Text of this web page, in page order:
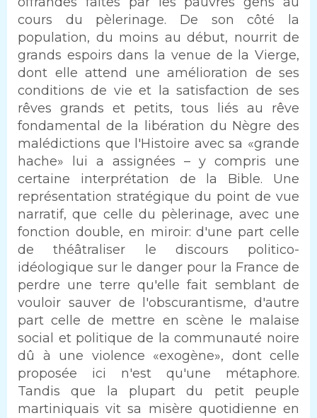
cours du pèlerinage. De son côté la
population, du moins au début, nourrit de
grands espoirs dans la venue de la Vierge,
dont elle attend une amélioration de ses
conditions de vie et la satisfaction de ses
rêves grands et petits, tous liés au rêve
fondamental de la libération du Nègre des
malédictions que l'Histoire avec sa «grande
hache» lui a assignées – y compris une
certaine interprétation de la Bible. Une
représentation stratégique du point de vue
narratif, que celle du pèlerinage, avec une
fonction double, en miroir: d'une part celle
de théâtraliser le discours politico-
idéologique sur le danger pour la France de
perdre une terre qu'elle fait semblant de
vouloir sauver de l'obscurantisme, d'autre
part celle de mettre en scène le malaise
social et politique de la communauté noire
dû à une violence «exogène», dont celle
proposée ici n'est qu'une métaphore.
Tandis que la plupart du petit peuple
martiniquais vit sa misère quotidienne en